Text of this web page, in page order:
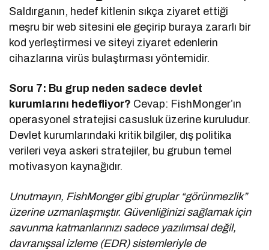
Saldırganın, hedef kitlenin sıkça ziyaret ettiği
meşru bir web sitesini ele geçirip buraya zararlı bir
kod yerleştirmesi ve siteyi ziyaret edenlerin
cihazlarına virüs bulaştırması yöntemidir.
Soru 7: Bu grup neden sadece devlet
kurumlarını hedefliyor? Cevap: FishMonger’ın
operasyonel stratejisi casusluk üzerine kuruludur.
Devlet kurumlarındaki kritik bilgiler, dış politika
verileri veya askeri stratejiler, bu grubun temel
motivasyon kaynağıdır.
Unutmayın, FishMonger gibi gruplar “görünmezlik”
üzerine uzmanlaşmıştır. Güvenliğinizi sağlamak için
savunma katmanlarınızı sadece yazılımsal değil,
davranışsal izleme (EDR) sistemleriyle de